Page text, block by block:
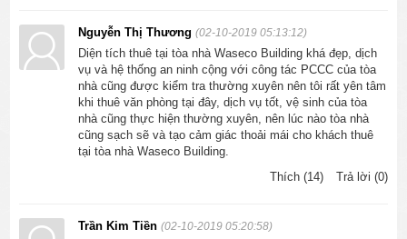
Nguyễn Thị Thương(02-10-2019 05:13:12)
Diện tích thuê tại tòa nhà Waseco Building khá đẹp, dịch
vụ và hệ thống an ninh cộng với công tác PCCC của tòa
nhà cũng được kiểm tra thường xuyên nên tôi rất yên tâm
khi thuê văn phòng tại đây, dịch vụ tốt, vệ sinh của tòa
nhà cũng thực hiện thường xuyên, nên lúc nào tòa nhà
cũng sạch sẽ và tạo cảm giác thoải mái cho khách thuê
tại tòa nhà Waseco Building.
Thích (14)
Trả lời (0)
Trần Kim Tiền(02-10-2019 05:20:58)